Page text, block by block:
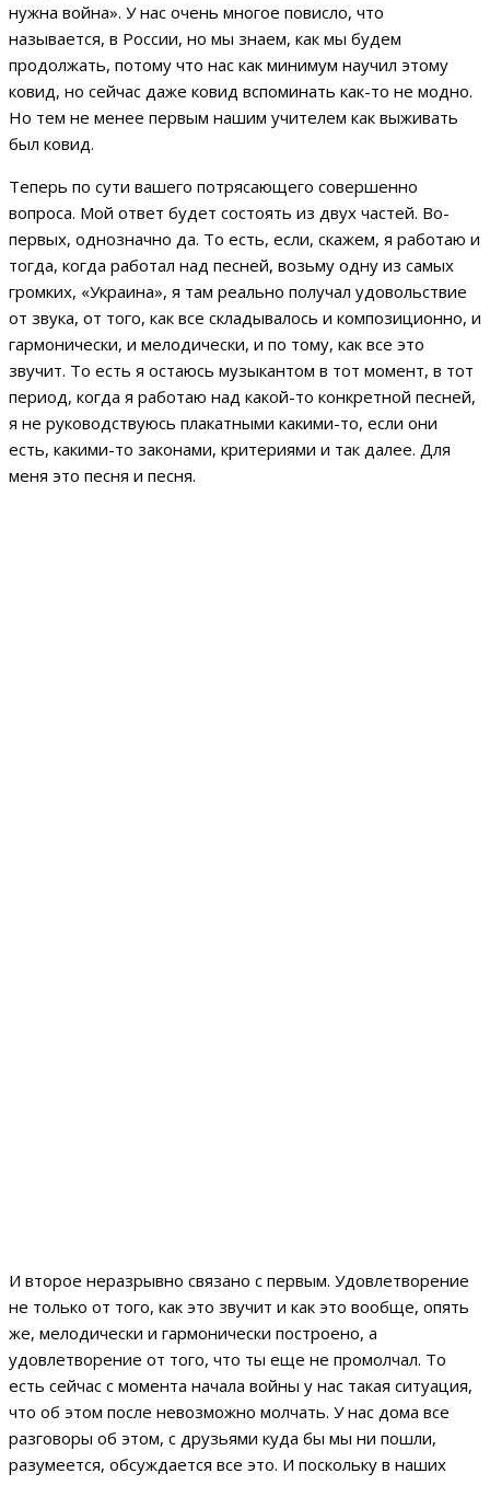
нужна война». У нас очень многое повисло, что
называется, в России, но мы знаем, как мы будем
продолжать, потому что нас как минимум научил этому
ковид, но сейчас даже ковид вспоминать как-то не модно.
Но тем не менее первым нашим учителем как выживать
был ковид.
Теперь по сути вашего потрясающего совершенно
вопроса. Мой ответ будет состоять из двух частей. Во-
первых, однозначно да. То есть, если, скажем, я работаю и
тогда, когда работал над песней, возьму одну из самых
громких, «Украина», я там реально получал удовольствие
от звука, от того, как все складывалось и композиционно, и
гармонически, и мелодически, и по тому, как все это
звучит. То есть я остаюсь музыкантом в тот момент, в тот
период, когда я работаю над какой-то конкретной песней,
я не руководствуюсь плакатными какими-то, если они
есть, какими-то законами, критериями и так далее. Для
меня это песня и песня.
И второе неразрывно связано с первым. Удовлетворение
не только от того, как это звучит и как это вообще, опять
же, мелодически и гармонически построено, а
удовлетворение от того, что ты еще не промолчал. То
есть сейчас с момента начала войны у нас такая ситуация,
что об этом после невозможно молчать. У нас дома все
разговоры об этом, с друзьями куда бы мы ни пошли,
разумеется, обсуждается все это. И поскольку в наших